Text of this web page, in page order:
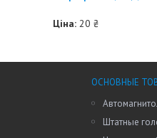
Ціна: 20 ₴
ОСНОВНЫЕ
Штатные